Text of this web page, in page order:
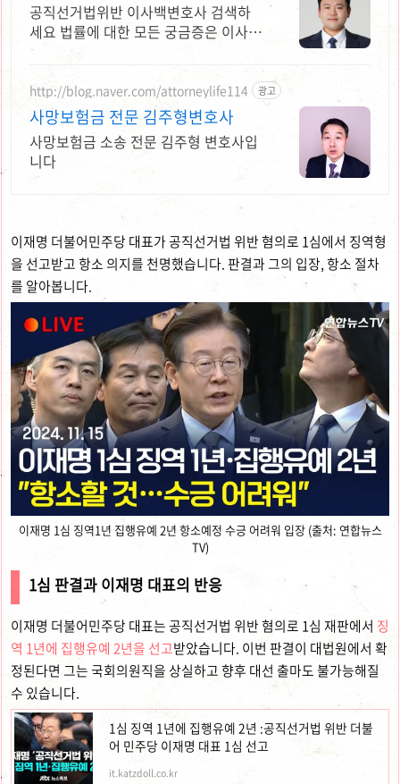
공직선거법위반 이사백변호사 검색하
세요 법률에 대한 모든 궁금증은 이사백
변호사!
http://blog.naver.com/attorneylife114 광고
사망보험금 전문 김주형변호사
사망보험금 소송 전문 김주형 변호사입
니다
이재명 더불어민주당 대표가 공직선거법 위반 혐의로 1심에서 징역형
을 선고받고 항소 의지를 천명했습니다. 판결과 그의 입장, 항소 절차
를 알아봅니다.
이재명 1심 징역1년 집행유예 2년 항소예정 수긍 어려워 입장 (출처: 연합뉴스
TV)
1심 판결과 이재명 대표의 반응
이재명 더불어민주당 대표는 공직선거법 위반 혐의로 1심 재판에서 징
역 1년에 집행유예 2년을 선고받았습니다. 이번 판결이 대법원에서 확
정된다면 그는 국회의원직을 상실하고 향후 대선 출마도 불가능해질
수 있습니다.
1심 징역 1년에 집행유예 2년 :공직선거법 위반 더불
어 민주당 이재명 대표 1심 선고
it.katzdoll.co.kr